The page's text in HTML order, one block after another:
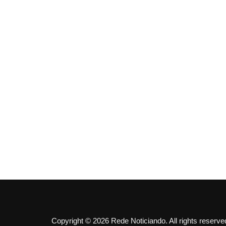
Copyright © 2026 Rede Noticiando. All rights